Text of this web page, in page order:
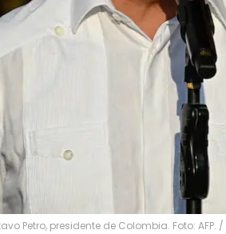
Petro, presidente de Colombia. Foto: AFP. /